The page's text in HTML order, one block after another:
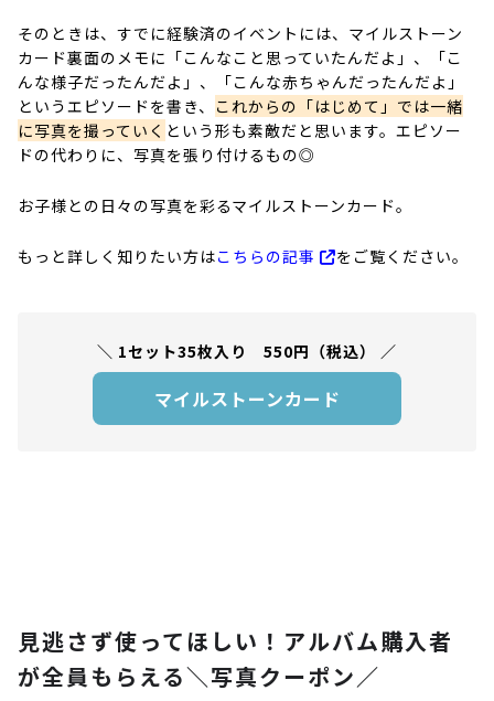
そのときは、すでに経験済のイベントには、マイルストーン
カード裏面のメモに「こんなこと思っていたんだよ」、「こ
んな様子だったんだよ」、「こんな赤ちゃんだったんだよ」
というエピソードを書き、 これからの「はじめて」では一緒
に写真を撮っていく という形も素敵だと思います。エピソー
ドの代わりに、写真を張り付けるもの◎
お子様との日々の写真を彩るマイルストーンカード。
もっと詳しく知りたい方はこちらの記事 をご覧ください。
1セット35枚入り 550円（税込）
マイルストーンカード
見逃さず使ってほしい！アルバム購入者
が全員もらえる＼写真クーポン／